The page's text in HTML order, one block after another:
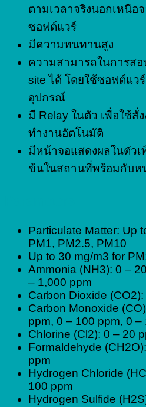
ตามเวลาจริงนอกเหนือ
ซอฟต์แวร์
มีความทนทานสูง
ความสามารถในการส
site ได้ โดยใช้ซอฟต์แว
อุปกรณ์
มี Relay ในตัว เพื่อใช้
ทำงานอัตโนมัติ
มีหน้าจอแสดงผลในตัว
ข้นในสถานที่พร้อมกับห
Particulate Matter: Up
PM1, PM2.5, PM10
Up to 30 mg/m3 for
Ammonia (NH3): 0 –
– 1,000 ppm
Carbon Dioxide
Carbon Monoxide
ppm, 0 – 100 ppm, 0 –
Chlorine (Cl2): 0 – 20
Formaldehyde
ppm
Hydrogen Chloride
100 ppm
Hydrogen Sulfide